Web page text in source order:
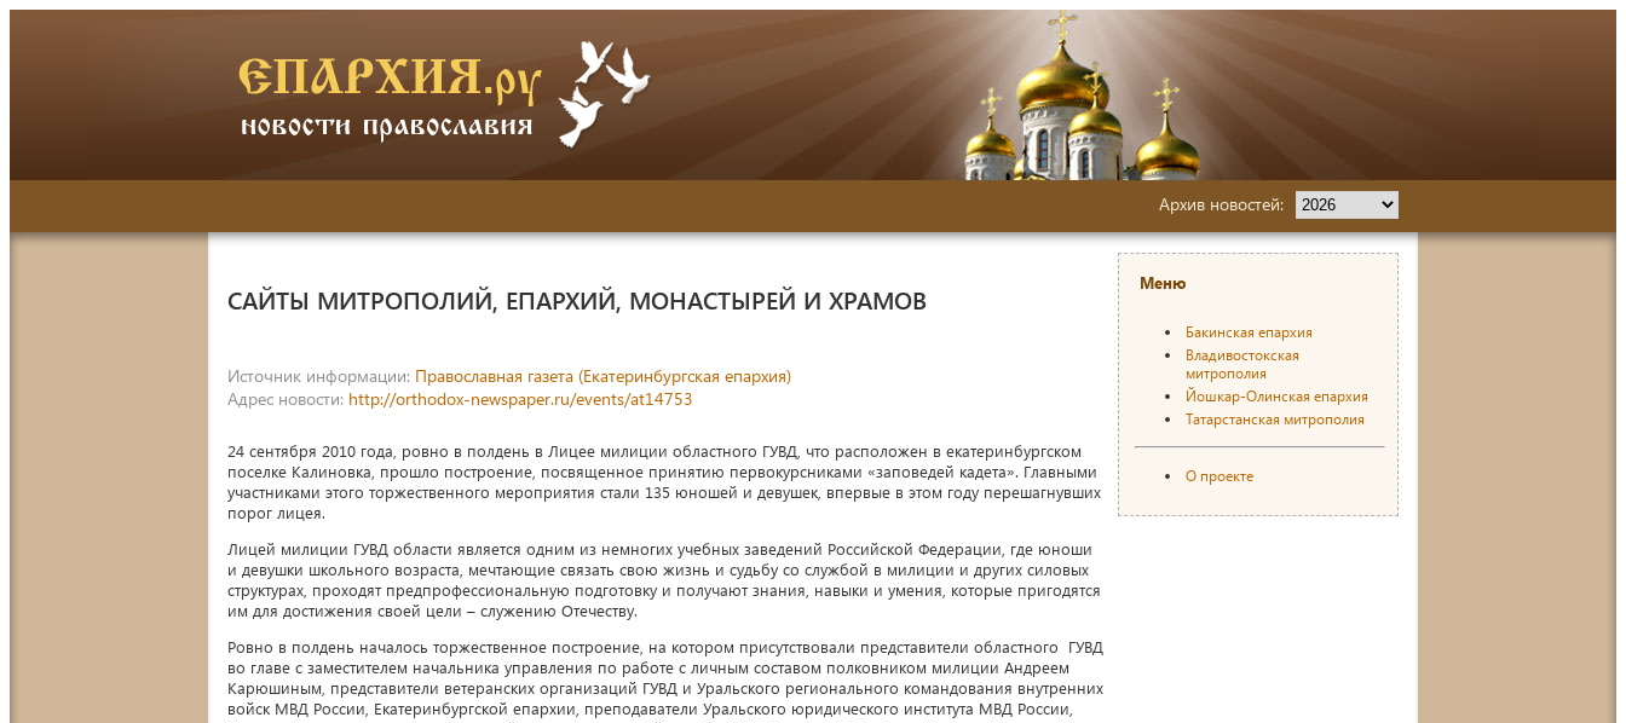
Архив новостей:
САЙТЫ МИТРОПОЛИЙ, ЕПАРХИЙ, МОНАСТЫРЕЙ И ХРАМОВ
Источник информации: Православная газета (Екатеринбургская епархия)
Адрес новости: http://orthodox-newspaper.ru/events/at14753
24 сентября 2010 года, ровно в полдень в Лицее милиции областного ГУВД, что расположен в екатеринбургском
поселке Калиновка, прошло построение, посвященное принятию первокурсниками «заповедей кадета». Главными
участниками этого торжественного мероприятия стали 135 юношей и девушек, впервые в этом году перешагнувших
порог лицея.
Лицей милиции ГУВД области является одним из немногих учебных заведений Российской Федерации, где юноши
и девушки школьного возраста, мечтающие связать свою жизнь и судьбу со службой в милиции и других силовых
структурах, проходят предпрофессиональную подготовку и получают знания, навыки и умения, которые пригодятся
им для достижения своей цели – служению Отечеству.
Ровно в полдень началось торжественное построение, на котором присутствовали представители областного ГУВД
во главе с заместителем начальника управления по работе с личным составом полковником милиции Андреем
Карюшиным, представители ветеранских организаций ГУВД и Уральского регионального командования внутренних
войск МВД России, Екатеринбургской епархии, преподаватели Уральского юридического института МВД России,
Меню
Бакинская епархия
Владивостокская
митрополия
Йошкар-Олинская епархия
Татарстанская митрополия
О проекте